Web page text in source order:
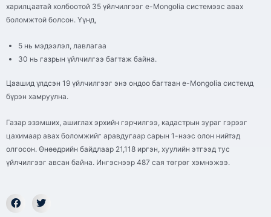
харилцаатай холбоотой 35 үйлчилгээг e-Mongolia системээс авах
боломжтой болсон. Үүнд,
5 нь мэдээлэл, лавлагаа
30 нь газрын үйлчилгээ багтаж байна.
Цаашид үлдсэн 19 үйлчилгээг энэ ондоо багтаан е-Mongolia системд
бүрэн хамруулна.
Газар эзэмших, ашиглах эрхийн гэрчилгээ, кадастрын зураг гэрээг
цахимаар авах боломжийг аравдугаар сарын 1-нээс олон нийтэд
олгосон. Өнөөдрийн байдлаар 21,118 иргэн, хуулийн этгээд тус
үйлчилгээг авсан байна. Ингэснээр 487 сая төгрөг хэмнэжээ.